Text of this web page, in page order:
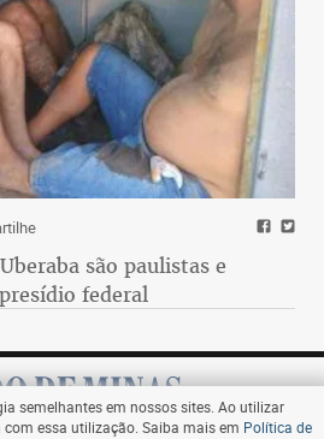
são paulistas e
federal
semelhantes em nossos sites. Ao utilizar
essa utilização. Saiba mais em Política de